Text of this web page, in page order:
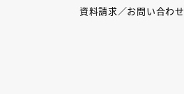
資料請求／お問い合わせ